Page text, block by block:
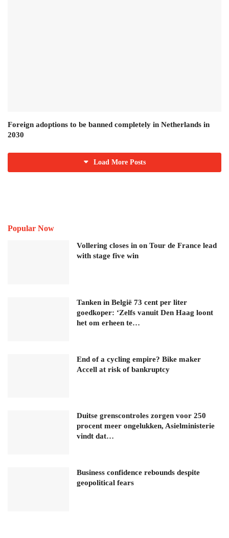
Foreign adoptions to be banned completely in Netherlands in
2030
Load More Posts
Popular Now
Vollering closes in on Tour de France lead
with stage five win
Tanken in België 73 cent per liter
goedkoper: ‘Zelfs vanuit Den Haag loont
het om erheen te…
End of a cycling empire? Bike maker
Accell at risk of bankruptcy
Duitse grenscontroles zorgen voor 250
procent meer ongelukken, Asielministerie
vindt dat…
Business confidence rebounds despite
geopolitical fears